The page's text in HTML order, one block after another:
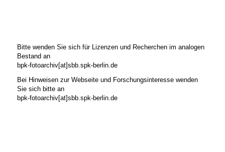
Bitte wenden Sie sich für Lizenzen und Recherchen im analogen
Bestand an
bpk-fotoarchiv[at]sbb.spk-berlin.de
Bei Hinweisen zur Webseite und Forschungsinteresse wenden
Sie sich bitte an
bpk-fotoarchiv[at]sbb.spk-berlin.de